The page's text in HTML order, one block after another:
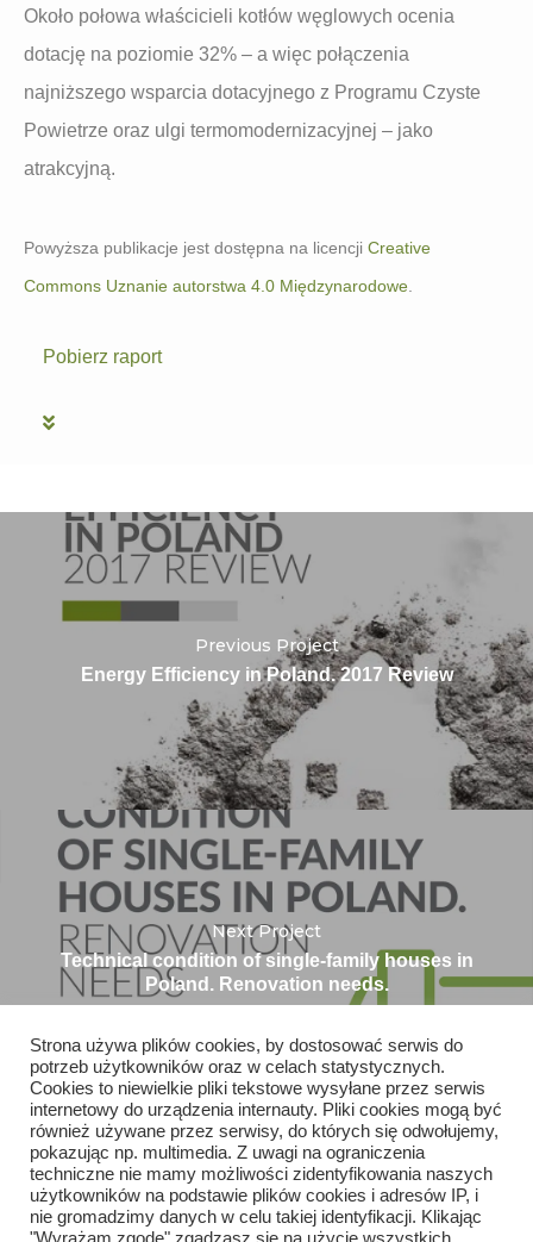
Około połowa właścicieli kotłów węglowych ocenia
dotację na poziomie 32% – a więc połączenia
najniższego wsparcia dotacyjnego z Programu Czyste
Powietrze oraz ulgi termomodernizacyjnej – jako
atrakcyjną.
Powyższa publikacje jest dostępna na licencji Creative
Commons Uznanie autorstwa 4.0 Międzynarodowe.
Pobierz raport
Previous Project
Energy Efficiency in Poland. 2017 Review
Next Project
Technical condition of single-family houses in
Poland. Renovation needs.
Strona używa plików cookies, by dostosować serwis do
potrzeb użytkowników oraz w celach statystycznych.
Cookies to niewielkie pliki tekstowe wysyłane przez serwis
internetowy do urządzenia internauty. Pliki cookies mogą być
również używane przez serwisy, do których się odwołujemy,
pokazując np. multimedia. Z uwagi na ograniczenia
techniczne nie mamy możliwości zidentyfikowania naszych
użytkowników na podstawie plików cookies i adresów IP, i
nie gromadzimy danych w celu takiej identyfikacji. Klikając